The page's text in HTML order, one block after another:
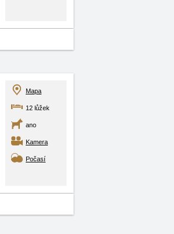
Mapa
12 lůžek
ano
Kamera
Počasí